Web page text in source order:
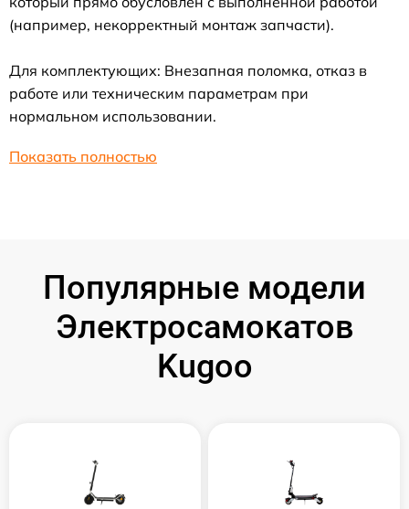
(например, некорректный монтаж запчасти).
Для комплектующих: Внезапная поломка, отказ в
работе или техническим параметрам при
нормальном использовании.
Показать полностью
Популярные модели
Электросамокатов
Kugoo